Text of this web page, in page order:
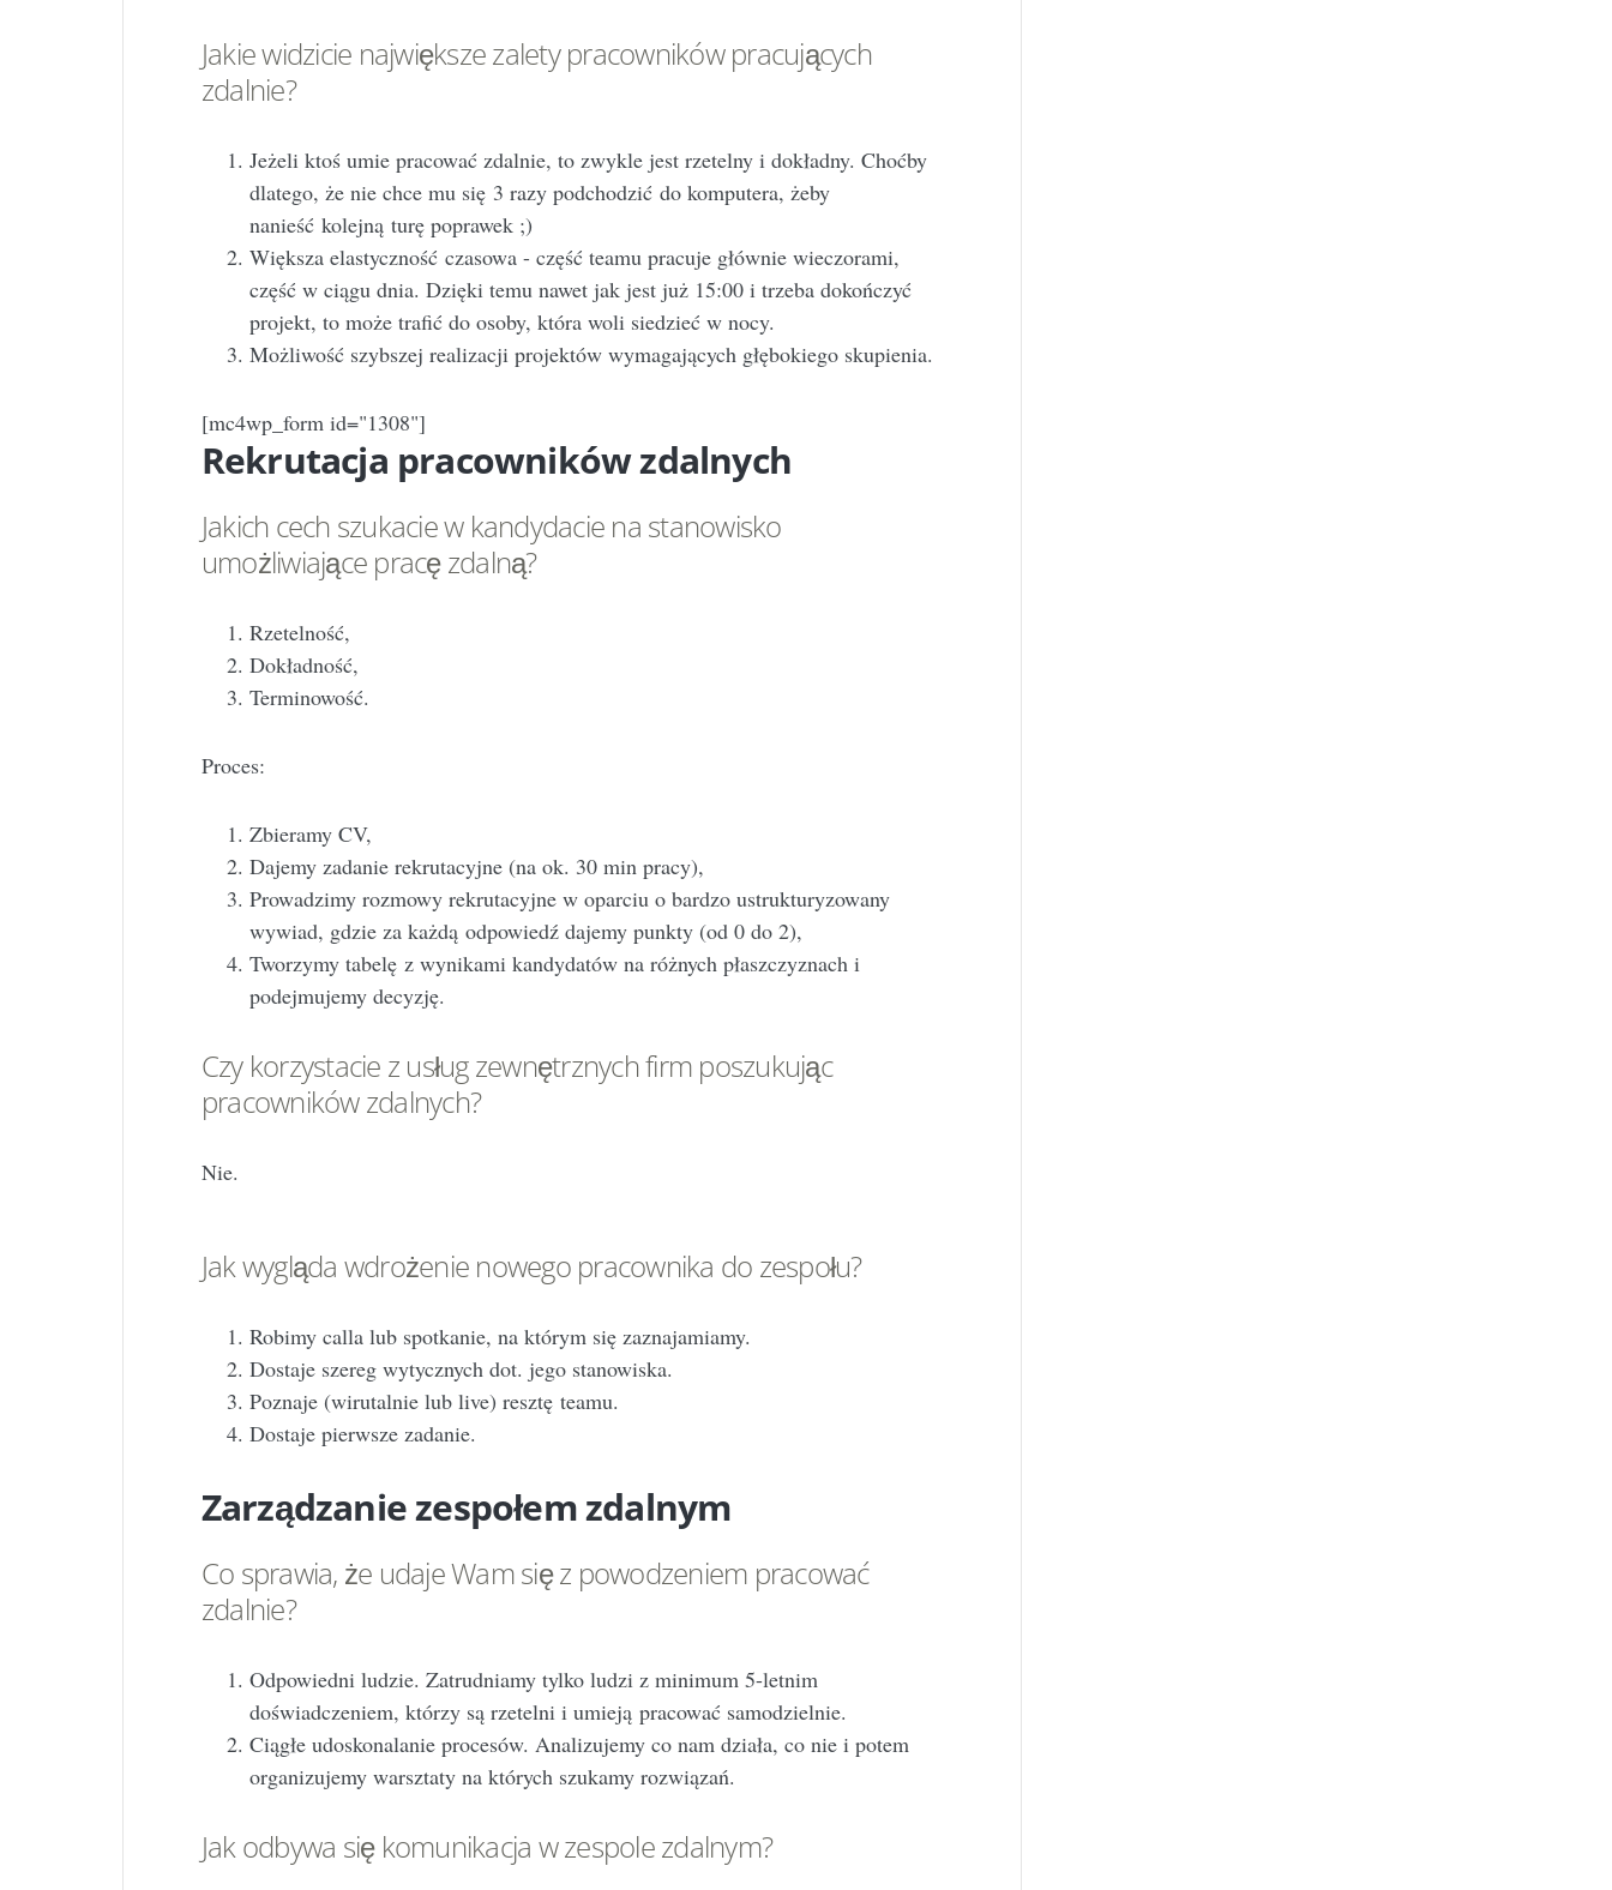
Jakie widzicie największe zalety pracowników pracujących
zdalnie?
Jeżeli ktoś umie pracować zdalnie, to zwykle jest rzetelny i dokładny. Choćby
dlatego, że nie chce mu się 3 razy podchodzić do komputera, żeby
nanieść kolejną turę poprawek ;)
Większa elastyczność czasowa - część teamu pracuje głównie wieczorami,
część w ciągu dnia. Dzięki temu nawet jak jest już 15:00 i trzeba dokończyć
projekt, to może trafić do osoby, która woli siedzieć w nocy.
Możliwość szybszej realizacji projektów wymagających głębokiego skupienia.
[mc4wp_form id="1308"]
Rekrutacja pracowników zdalnych
Jakich cech szukacie w kandydacie na stanowisko
umożliwiające pracę zdalną?
Rzetelność,
Dokładność,
Terminowość.
Proces:
Zbieramy CV,
Dajemy zadanie rekrutacyjne (na ok. 30 min pracy),
Prowadzimy rozmowy rekrutacyjne w oparciu o bardzo ustrukturyzowany
wywiad, gdzie za każdą odpowiedź dajemy punkty (od 0 do 2),
Tworzymy tabelę z wynikami kandydatów na różnych płaszczyznach i
podejmujemy decyzję.
Czy korzystacie z usług zewnętrznych firm poszukując
pracowników zdalnych?
Nie.
Jak wygląda wdrożenie nowego pracownika do zespołu?
Robimy calla lub spotkanie, na którym się zaznajamiamy.
Dostaje szereg wytycznych dot. jego stanowiska.
Poznaje (wirutalnie lub live) resztę teamu.
Dostaje pierwsze zadanie.
Zarządzanie zespołem zdalnym
Co sprawia, że udaje Wam się z powodzeniem pracować
zdalnie?
Odpowiedni ludzie. Zatrudniamy tylko ludzi z minimum 5-letnim
doświadczeniem, którzy są rzetelni i umieją pracować samodzielnie.
Ciągłe udoskonalanie procesów. Analizujemy co nam działa, co nie i potem
organizujemy warsztaty na których szukamy rozwiązań.
Jak odbywa się komunikacja w zespole zdalnym?